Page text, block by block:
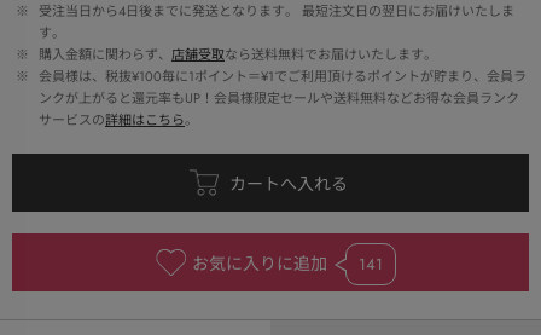
※
受注当日から4日後までに発送となります。 最短注文日の翌日にお届けいたしま
す。
※
購入金額に関わらず、 店舗受取なら送料無料でお届けいたします。
※
会員様は、税抜¥100毎に1ポイント＝¥1でご利用頂けるポイントが貯まり、会員ラ
ンクが上がると還元率もUP！会員様限定セールや送料無料などお得な会員ランク
サービスの詳細はこちら。
お気に入りに追加 141